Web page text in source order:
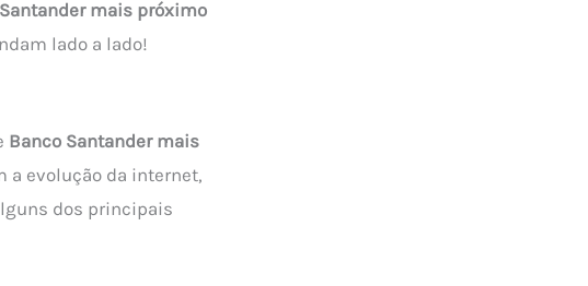
mais próximo
lado a lado!
Banco Santander mais
a evolução da internet,
dos principais